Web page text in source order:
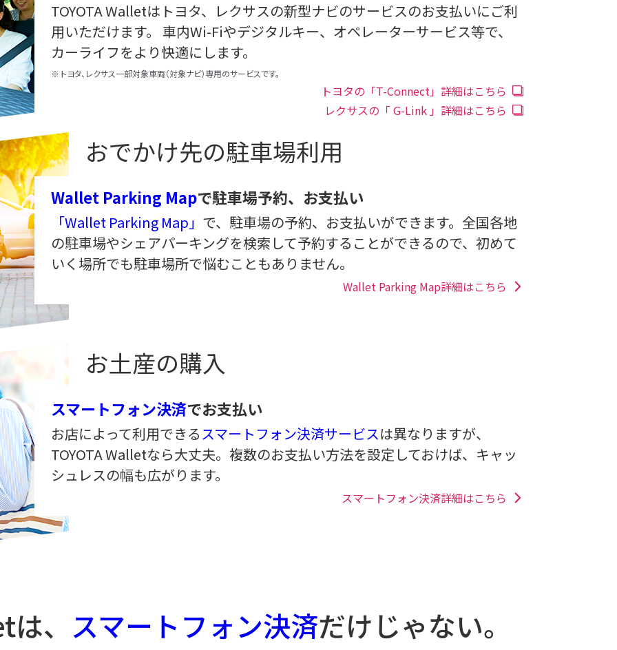
TOYOTA Walletはトヨタ、レクサスの新型ナビのサービスのお支払いにご利
用いただけます。 車内Wi-Fiやデジタルキー、オペレーターサービス等で、
カーライフをより快適にします。
※ トヨタ、レクサス一部対象車両（対象ナビ）専用のサービスです。
トヨタの「T-Connect」詳細はこちら
レクサスの「 G-Link 」詳細はこちら
おでかけ先の駐車場利用
Wallet Parking Mapで駐車場予約、お支払い
「Wallet Parking Map」 で、駐車場の予約、お支払いができます。全国各地
の駐車場やシェアパーキングを検索して予約することができるので、初めて
いく場所でも駐車場所で悩むこともありません。
Wallet Parking Map詳細はこちら
お土産の購入
スマートフォン決済でお支払い
お店によって利用できるスマートフォン決済サービスは異なりますが、
TOYOTA Walletなら大丈夫。複数のお支払い方法を設定しておけば、キャッ
シュレスの幅も広がります。
スマートフォン決済詳細はこちら
、 スマートフォン決済だけじゃない。